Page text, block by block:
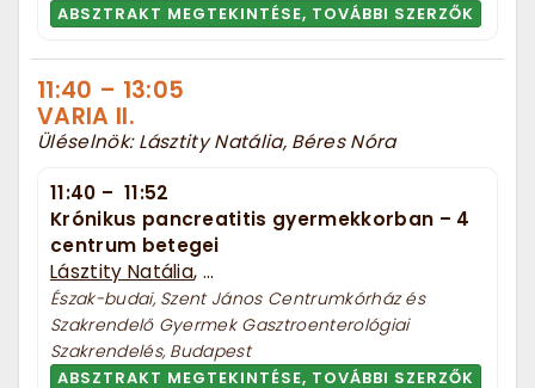
ABSZTRAKT MEGTEKINTÉSE, TOVÁBBI SZERZŐK
11:40 – 13:05
VARIA II.
Üléselnök: Lásztity Natália, Béres Nóra
11:40 – 11:52
Krónikus pancreatitis gyermekkorban – 4
centrum betegei
Lásztity Natália, ...
Észak-budai, Szent János Centrumkórház és
Szakrendelő Gyermek Gasztroenterológiai
Szakrendelés, Budapest
ABSZTRAKT MEGTEKINTÉSE, TOVÁBBI SZERZŐK